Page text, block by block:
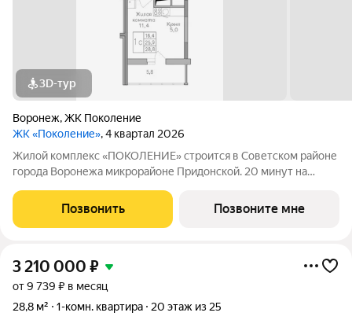
3D-тур
Воронеж,ЖК Поколение
ЖК «Поколение», 4 квартал 2026
Жилой комплекс «ПОКОЛЕНИЕ» строится в Советском районе
города Воронежа микрорайоне Придонской. 20 минут на
доступности. Активное благоустройство: спортивные
тренажеры, комфортные детские
Позвонить Позвоните мне
3 210 000 ₽
от 9 739 ₽ в месяц
28,8 м²
1-комн. квартира 20 этаж из 25